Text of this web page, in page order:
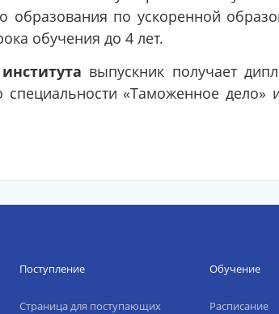
образования по ускоренной
обучения до 4 лет.
выпускник получает
специальности «Таможенное
Поступление
Страница для поступающих
Обучение
Расписание